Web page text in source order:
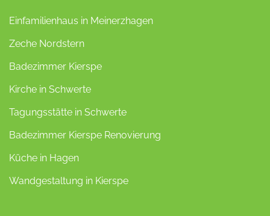
Einfamilienhaus in Meinerzhagen
Zeche Nordstern
Badezimmer Kierspe
Kirche in Schwerte
Tagungsstätte in Schwerte
Badezimmer Kierspe Renovierung
Küche in Hagen
Wandgestaltung in Kierspe